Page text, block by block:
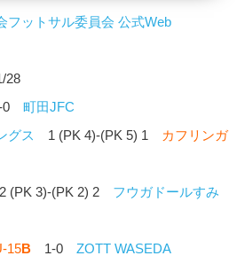
フットサル委員会 公式Web
28
0 町田JFC
グス
1 (PK 4)-(PK 5) 1
カフリンガ
(PK 3)-(PK 2) 2 フウガドールすみ
15B 1-0 ZOTT WASEDA